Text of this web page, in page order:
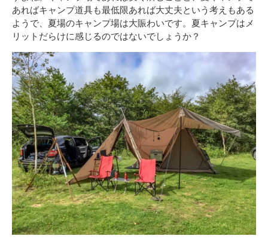
あればキャンプ道具も最低限あれば大丈夫という考えもある
ようで、夏場のキャンプ場は大賑わいです。夏キャンプはメ
リットだらけに感じるのではないでしょうか？